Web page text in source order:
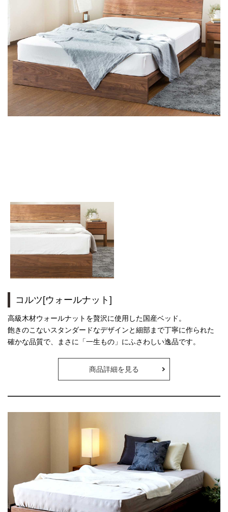
コルツ[ウォールナット]
高級木材ウォールナットを贅沢に使用した国産ベッド。
飽きのこないスタンダードなデザインと細部まで丁寧に作られた
確かな品質で、まさに「一生もの」にふさわしい逸品です。
商品詳細を見る